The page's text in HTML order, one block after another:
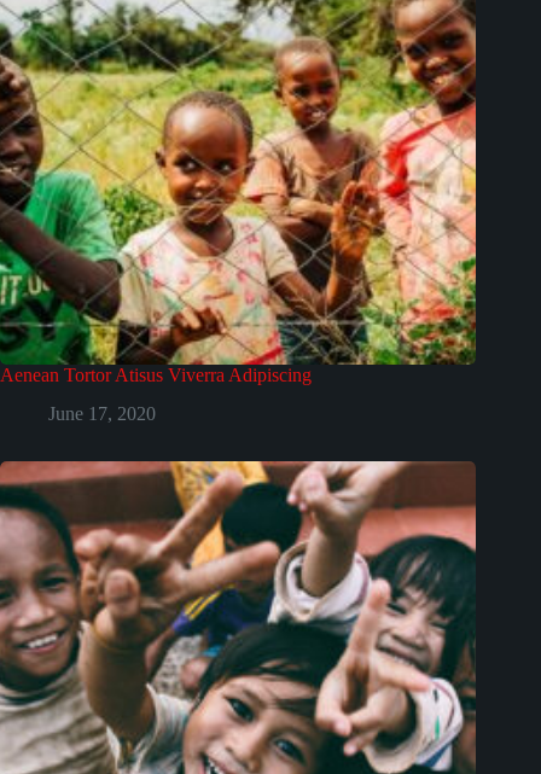
Aenean Tortor Atisus Viverra Adipiscing
June 17, 2020